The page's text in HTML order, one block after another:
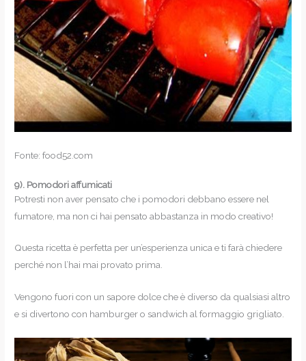
Fonte: food52.com
9). Pomodori affumicati
Potresti non aver pensato che i pomodori debbano essere nel
fumatore, ma non ci hai pensato abbastanza in modo creativo!
Questa ricetta è perfetta per un’esperienza unica e ti farà chiedere
perché non l’hai mai provato prima.
Vengono fuori con un sapore dolce che è diverso da qualsiasi altro
e si divertono con hamburger o sandwich al formaggio grigliato.